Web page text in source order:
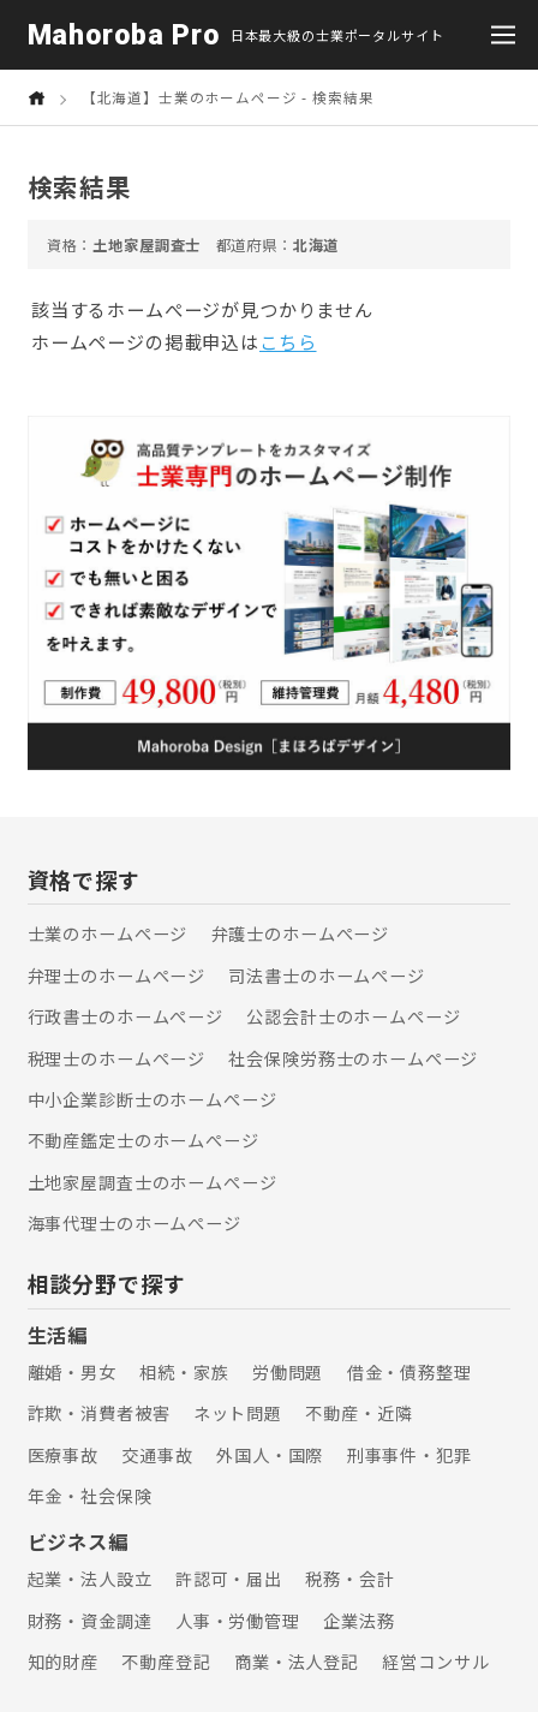
Mahoroba Pro 日本最大級の士業ポータルサイト
【北海道】士業のホームページ - 検索結果
検索結果
土地家屋調査士 北海道
該当するホームぺージが見つかりません
ホームページの掲載申込はこちら
資格で探す
士業のホームぺージ
弁護士のホームぺージ
弁理士のホームぺージ
司法書士のホームぺージ
行政書士のホームぺージ
公認会計士のホームぺージ
税理士のホームぺージ
社会保険労務士のホームぺージ
中小企業診断士のホームぺージ
不動産鑑定士のホームぺージ
土地家屋調査士のホームぺージ
海事代理士のホームぺージ
相談分野で探す
生活編
離婚・男女 相続・家族 労働問題
借金・債務整理
詐欺・消費者被害
ネット問題
不動産・近隣
医療事故
交通事故 外国人・国際
刑事事件・犯罪
年金・社会保険
ビジネス編
起業・法人設立 許認可・届出
税務・会計
財務・資金調達
人事・労働管理
企業法務
知的財産
不動産登記 商業・法人登記 経営コンサル